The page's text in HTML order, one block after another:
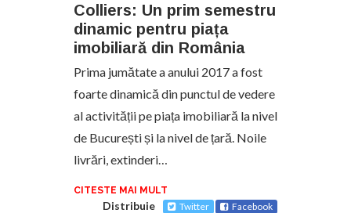
Colliers: Un prim semestru
dinamic pentru piața
imobiliară din România
Prima jumătate a anului 2017 a fost
foarte dinamică din punctul de vedere
al activității pe piața imobiliară la nivel
de București și la nivel de țară. Noile
livrări, extinderi…
CITESTE MAI MULT
Distribuie Twitter Facebook